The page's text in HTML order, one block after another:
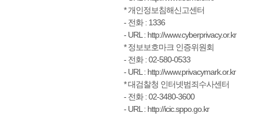
* 개인정보침해신고센터
- 전화 : 1336
- URL : http://www.cyberprivacy.or.kr
* 정보보호마크 인증위원회
- 전화 : 02-580-0533
- URL : http://www.privacymark.or.kr
* 대검찰청 인터넷범죄수사센터
- 전화 : 02-3480-3600
- URL : http://icic.sppo.go.kr